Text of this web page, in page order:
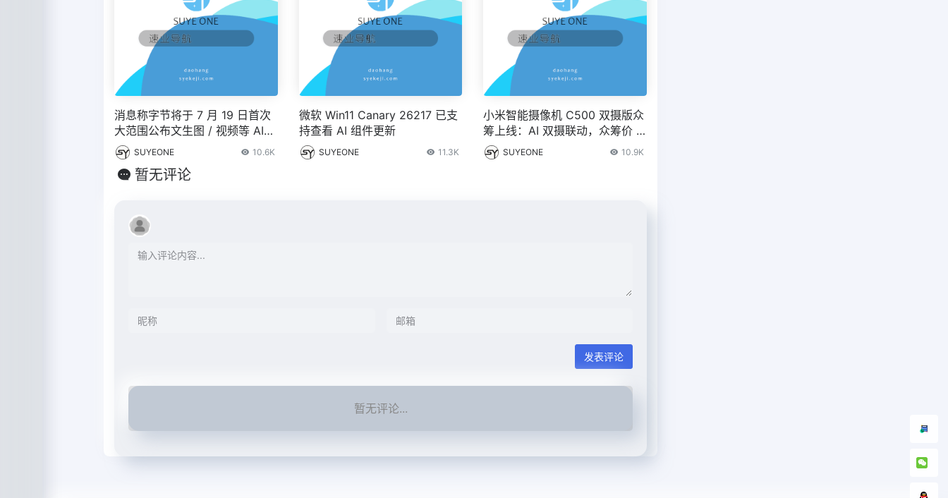
消息称字节将于 7 月 19 日首次
大范围公布文生图 / 视频等 AI
模型进展
SUYEONE 10.6K
微软 Win11 Canary 26217 已支
持查看 AI 组件更新
SUYEONE 11.3K
小米智能摄像机 C500 双摄版众
筹上线：AI 双摄联动，众筹价 3
19 元SUYEONE 10.9K
暂无评论
发表评论
暂无评论...